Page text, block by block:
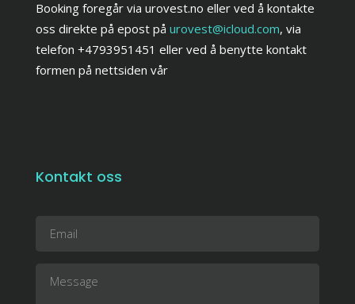
Booking foregår via urovest.no eller ved å kontakte
oss direkte på epost på urovest@icloud.com, via
telefon +4793951451 eller ved å benytte kontakt
formen på nettsiden vår
Kontakt oss